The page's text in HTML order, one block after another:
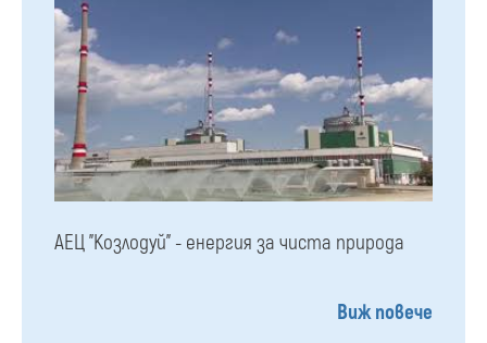
АЕЦ "Козлодуй" - енергия за чиста природа
Виж повече